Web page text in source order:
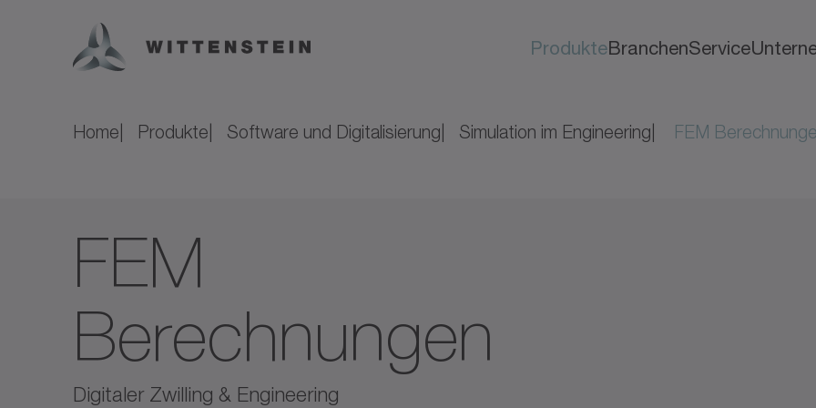
ProdukteBranchenService
Home Produkte Software und Digitalisierung Simulation im Engineering FEM
FEM
Berechnungen
Digitaler Zwilling & Engineering